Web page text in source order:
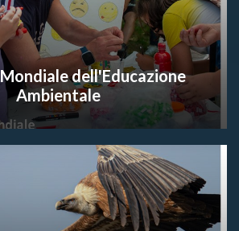
dell'Educazione
Ambientale